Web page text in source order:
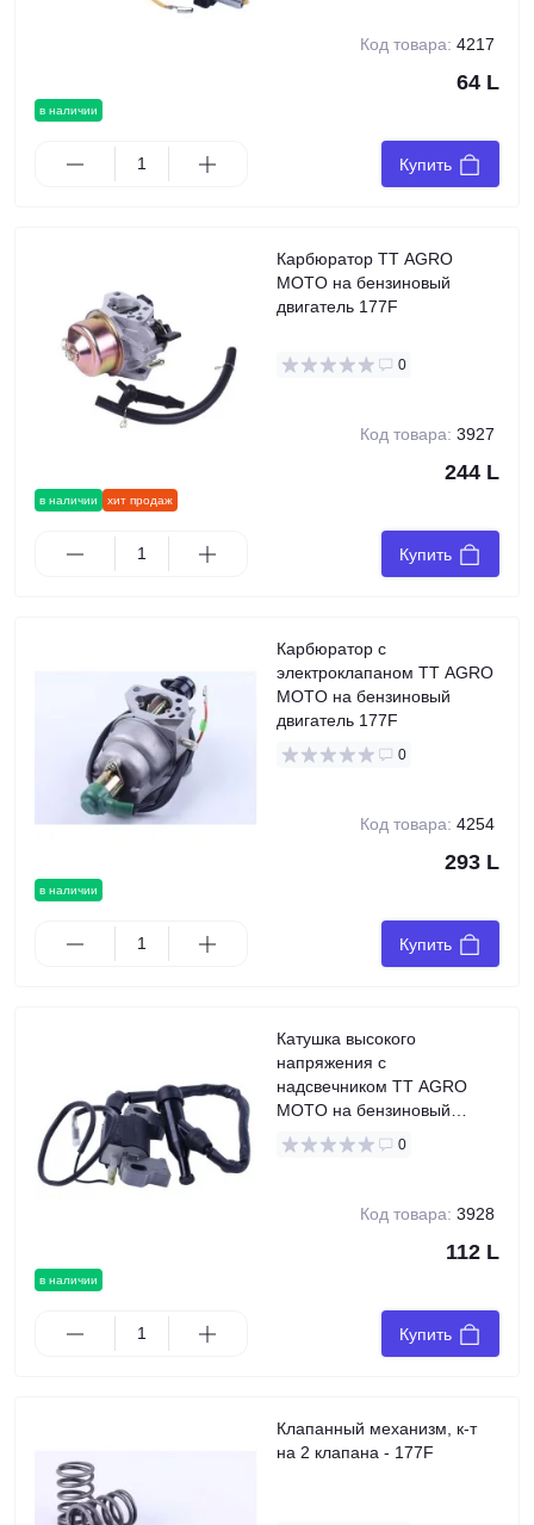
в наличии
Код товара: 4217
64 L
Купить
в наличии хит продаж
Карбюратор TT AGRO
MOTO на бензиновый
двигатель 177F
0
Код товара: 3927
244 L
Купить
в наличии
Карбюратор с
электроклапаном TT AGRO
MOTO на бензиновый
двигатель 177F
0
Код товара: 4254
293 L
Купить
в наличии
Катушка высокого
напряжения с
надсвечником TT AGRO
MOTO на бензиновый
двигатель 177F
0
Код товара: 3928
112 L
Купить
Клапанный механизм, к-т
на 2 клапана - 177F